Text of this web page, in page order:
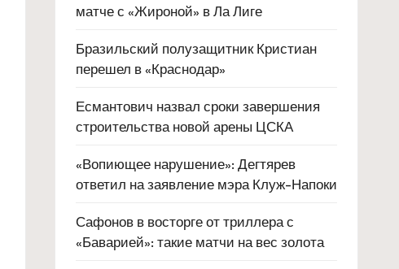
матче с «Жироной» в Ла Лиге
Бразильский полузащитник Кристиан
перешел в «Краснодар»
Есмантович назвал сроки завершения
строительства новой арены ЦСКА
«Вопиющее нарушение»: Дегтярев
ответил на заявление мэра Клуж-Напоки
Сафонов в восторге от триллера с
«Баварией»: такие матчи на вес золота